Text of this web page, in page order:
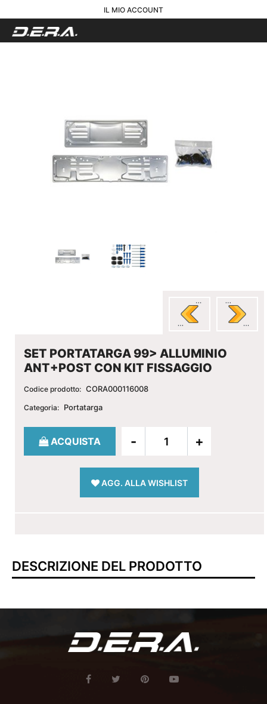
IL MIO ACCOUNT
SET PORTATARGA 99> ALLUMINIO
ANT+POST CON KIT FISSAGGIO
Codice prodotto: CORA000116008
Categoria: Portatarga
Quantità
ACQUISTA
AGG. ALLA WISHLIST
DESCRIZIONE DEL PRODOTTO